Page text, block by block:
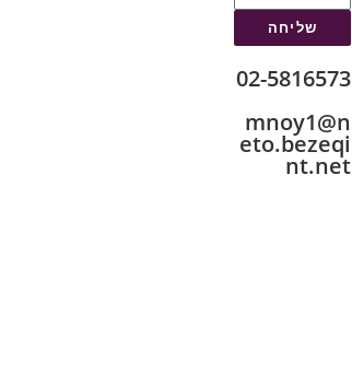
שליחה
02-5816573
mnoy1@n
eto.bezeqi
nt.net